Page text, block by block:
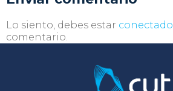
Lo siento, debes estar conectado
comentario.